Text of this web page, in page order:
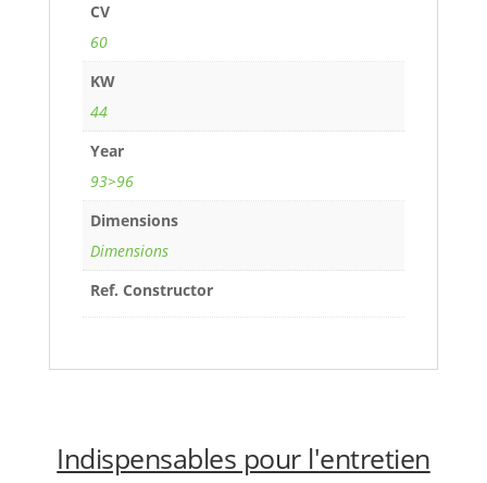
CV
60
KW
44
Year
93>96
Dimensions
Dimensions
Ref. Constructor
Indispensables pour l'entretien